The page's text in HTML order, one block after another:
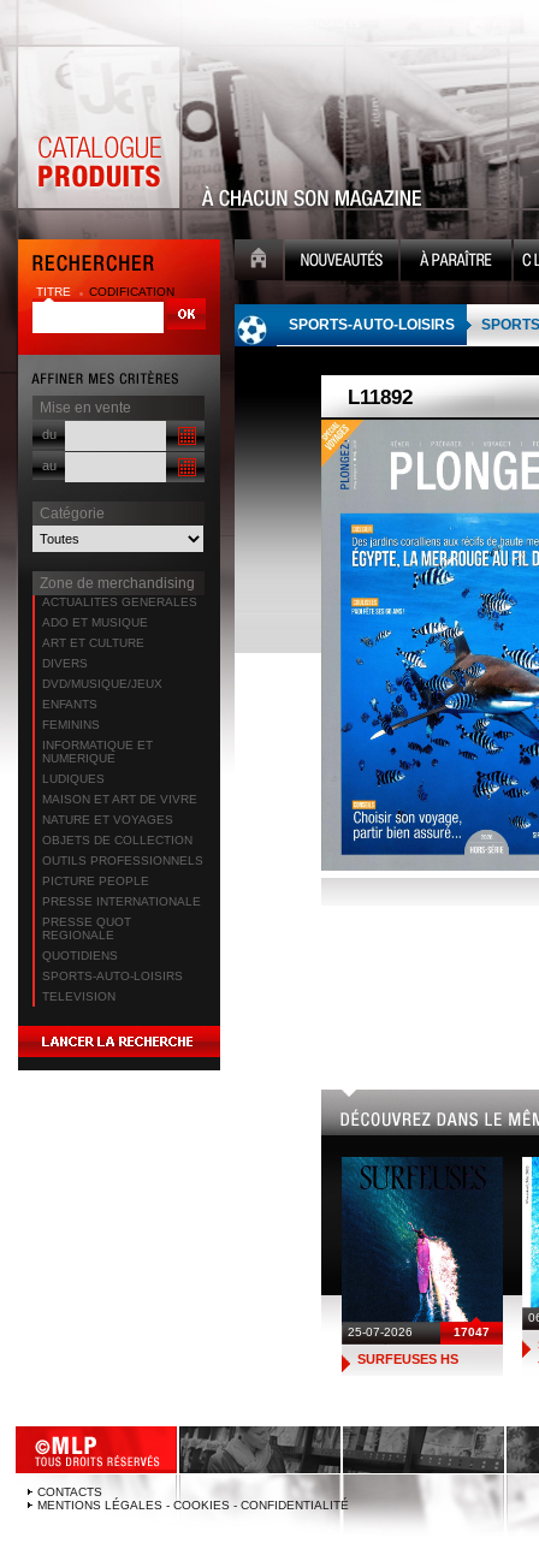
TITRE CODIFICATION
Mise en vente
du
au
Catégorie
Zone de merchandising
ACTUALITES GENERALES
ADO ET MUSIQUE
ART ET CULTURE
DIVERS
DVD/MUSIQUE/JEUX
ENFANTS
FEMININS
INFORMATIQUE ET
NUMERIQUE
LUDIQUES
MAISON ET ART DE VIVRE
NATURE ET VOYAGES
OBJETS DE COLLECTION
OUTILS PROFESSIONNELS
PICTURE PEOPLE
PRESSE INTERNATIONALE
PRESSE QUOT
REGIONALE
QUOTIDIENS
SPORTS-AUTO-LOISIRS
TELEVISION
SPORTS-AUTO-LOISIRS SPORTS
25-07-2026 17047
SURFEUSES HS
CONTACTS
MENTIONS LÉGALES - COOKIES - CONFIDENTIALITÉ